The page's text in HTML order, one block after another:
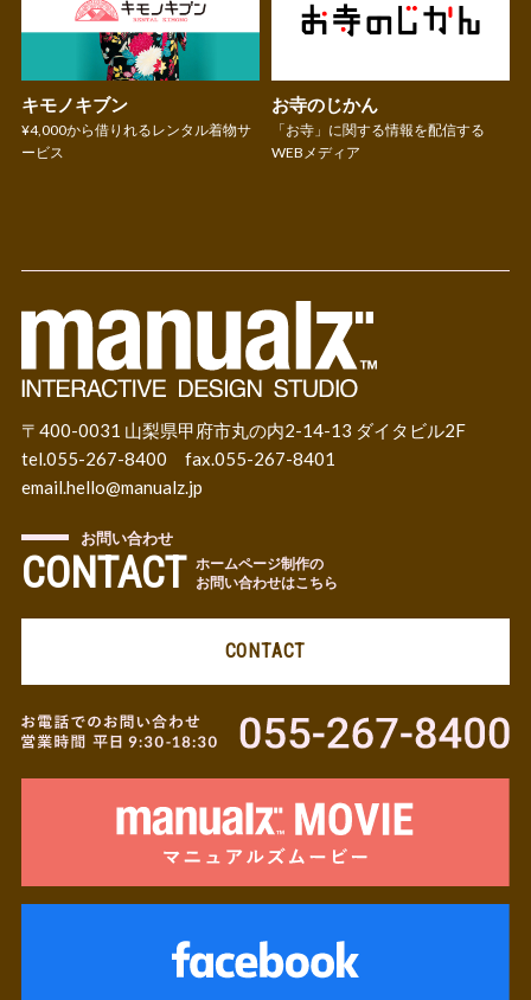
キモノキブン
¥4,000から借りれるレンタル着物サ
ービス
お寺のじかん
「お寺」に関する情報を配信する
WEBメディア
〒400-0031 山梨県甲府市丸の内2-14-13 ダイタビル2F
tel.055-267-8400 fax.055-267-8401
email.hello@manualz.jp
お問い合わせ
CONTACT ホームページ制作の
お問い合わせはこちら
CONTACT